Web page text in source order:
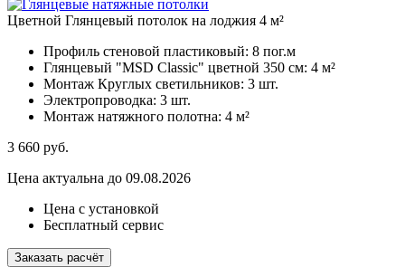
Цветной Глянцевый потолок на лоджия 4 м²
Профиль стеновой пластиковый: 8 пог.м
Глянцевый "MSD Classic" цветной 350 см: 4 м²
Монтаж Круглых светильников: 3 шт.
Электропроводка: 3 шт.
Монтаж натяжного полотна: 4 м²
3 660 руб.
Цена актуальна до 09.08.2026
Цена с установкой
Бесплатный сервис
Заказать расчёт